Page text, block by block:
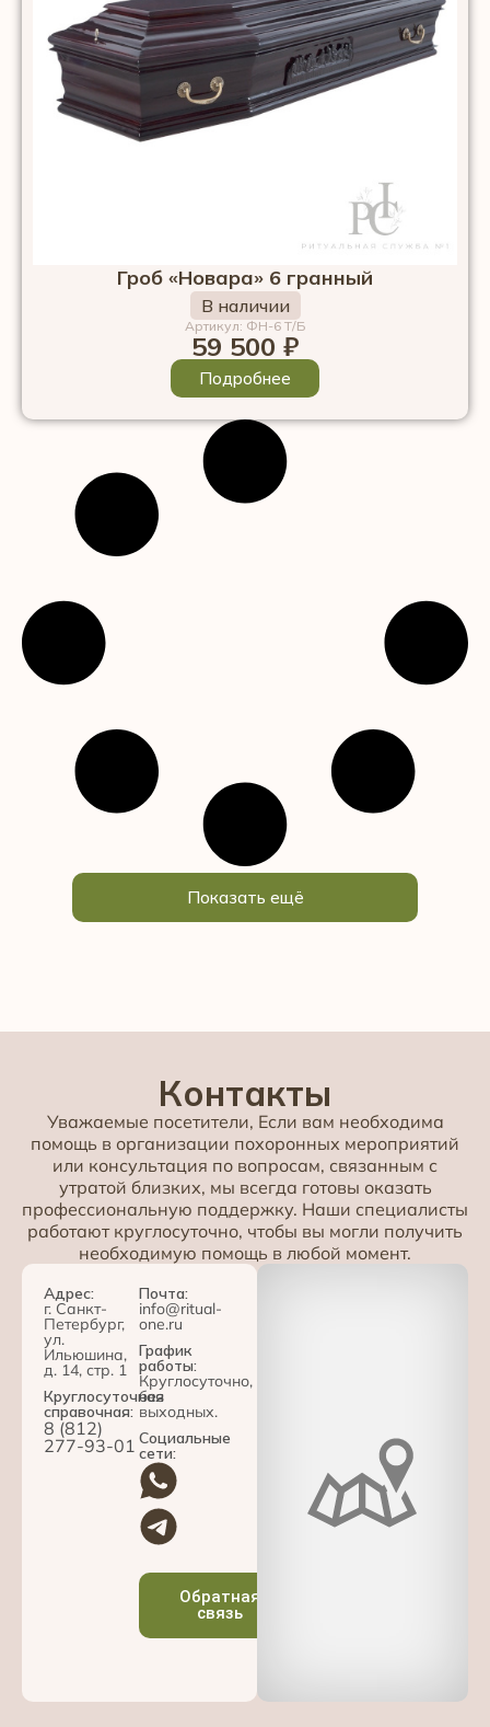
Гроб «Новара» 6 гранный
В наличии
Артикул: ФН-6 Т/Б
59 500 ₽
Подробнее
Показать ещё
Контакты
Уважаемые посетители, Если вам необходима
помощь в организации похоронных мероприятий
или консультация по вопросам, связанным с
утратой близких, мы всегда готовы оказать
профессиональную поддержку. Наши специалисты
работают круглосуточно, чтобы вы могли получить
необходимую помощь в любой момент.
Адрес:
г. Санкт-
Петербург,
ул.
Ильюшина,
д. 14, стр. 1
Круглосуточная
справочная:
8 (812)
277-93-01
Почта:
info@ritual-
one.ru
График
работы:
Круглосуточно,
без
выходных.
Социальные
сети:
Обратная
связь